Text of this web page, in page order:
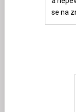
se na